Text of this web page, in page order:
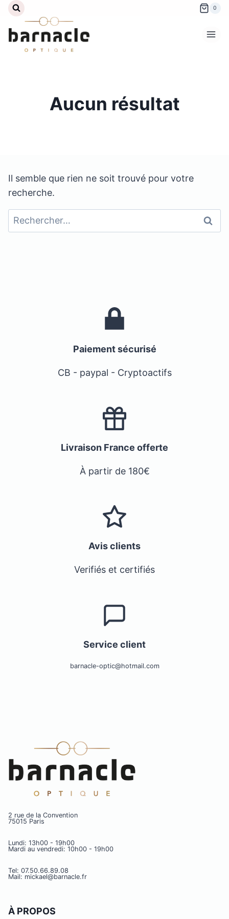
Aller
contenu
0
Aucun résultat
Il semble que rien ne soit trouvé pour votre
recherche.
Rechercher :
Paiement sécurisé
CB - paypal - Cryptoactifs
Livraison France offerte
À partir de 180€
Avis clients
Verifiés et certifiés
Service client
barnacle-optic@hotmail.com
2 rue de la Convention
75015 Paris
Lundi: 13h00 - 19h00
Mardi au vendredi: 10h00 - 19h00
Tel: 07.50.66.89.08
Mail: mickael@barnacle.fr
À PROPOS